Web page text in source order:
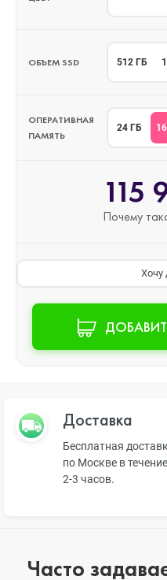
ОБЪЕМ SSD 512 ГБ
ОПЕРАТИВНАЯ
ПАМЯТЬ
24 ГБ
115
Почему
Хочу
Доставка
Бесплатная
по Москве в течение
2-3 часов.
Часто